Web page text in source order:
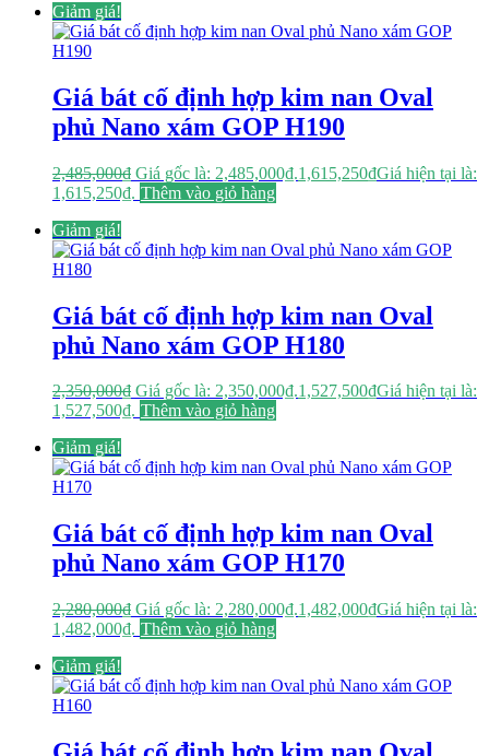
Giảm giá!
Giá bát cố định hợp kim nan Oval
phủ Nano xám GOP H190
2,485,000₫ Giá gốc là: 2,485,000₫.1,615,250₫Giá hiện tại là:
1,615,250₫. Thêm vào giỏ hàng
Giảm giá!
Giá bát cố định hợp kim nan Oval
phủ Nano xám GOP H180
2,350,000₫ Giá gốc là: 2,350,000₫.1,527,500₫Giá hiện tại là:
1,527,500₫. Thêm vào giỏ hàng
Giảm giá!
Giá bát cố định hợp kim nan Oval
phủ Nano xám GOP H170
2,280,000₫ Giá gốc là: 2,280,000₫.1,482,000₫Giá hiện tại là:
1,482,000₫. Thêm vào giỏ hàng
Giảm giá!